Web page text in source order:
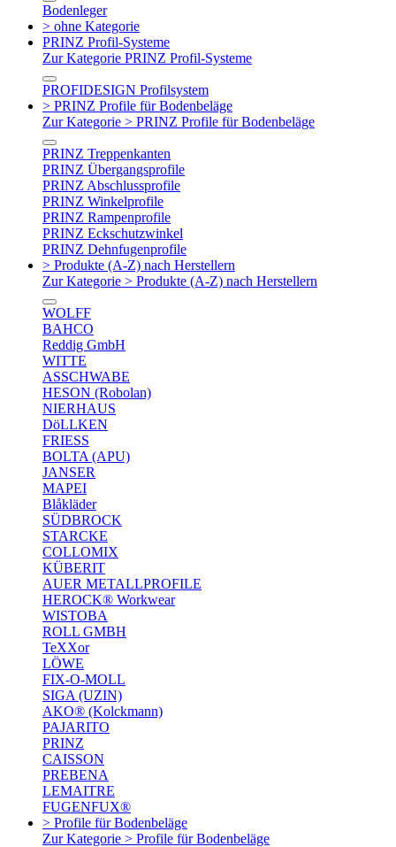
Bodenleger
> ohne Kategorie
PRINZ Profil-Systeme
Zur Kategorie PRINZ Profil-Systeme
PROFIDESIGN Profilsystem
> PRINZ Profile für Bodenbeläge
Zur Kategorie > PRINZ Profile für Bodenbeläge
PRINZ Treppenkanten
PRINZ Übergangsprofile
PRINZ Abschlussprofile
PRINZ Winkelprofile
PRINZ Rampenprofile
PRINZ Eckschutzwinkel
PRINZ Dehnfugenprofile
> Produkte (A-Z) nach Herstellern
Zur Kategorie > Produkte (A-Z) nach Herstellern
WOLFF
BAHCO
Reddig GmbH
WITTE
ASSCHWABE
HESON (Robolan)
NIERHAUS
DöLLKEN
FRIESS
BOLTA (APU)
JANSER
MAPEI
Blåkläder
SÜDBROCK
STARCKE
COLLOMIX
KÜBERIT
AUER METALLPROFILE
HEROCK® Workwear
WISTOBA
ROLL GMBH
TeXXor
LÖWE
FIX-O-MOLL
SIGA (UZIN)
AKO® (Kolckmann)
PAJARITO
PRINZ
CAISSON
PREBENA
LEMAITRE
FUGENFUX®
> Profile für Bodenbeläge
Zur Kategorie > Profile für Bodenbeläge